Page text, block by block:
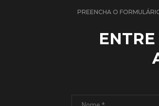
PREENCHA O